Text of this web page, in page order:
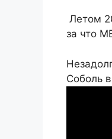
Летом
за что
Соболь